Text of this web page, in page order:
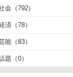
会（792）
済（78）
能（83）
題（0）